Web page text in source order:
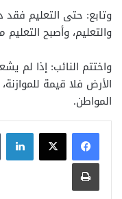
وتابع: حتى التعليم فقد
والتعليم، وأصبح
واختتم النائب: إذا لم
الأرض فلا قيمة
المواطن.
طباعة